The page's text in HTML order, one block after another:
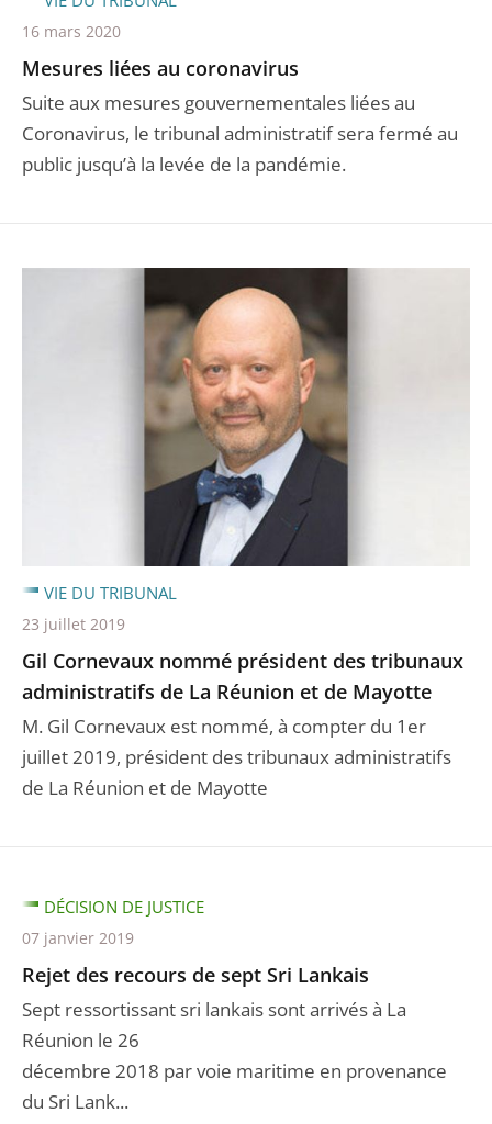
Mesures liées au coronavirus
Suite aux mesures gouvernementales liées au
Coronavirus, le tribunal administratif sera fermé au
public jusqu’à la levée de la pandémie.
16 mars 2020
Gil Cornevaux nommé président des tribunaux
administratifs de La Réunion et de Mayotte
M. Gil Cornevaux est nommé, à compter du 1er
juillet 2019, président des tribunaux administratifs
de La Réunion et de Mayotte
VIE DU TRIBUNAL
23 juillet 2019
Rejet des recours de sept Sri Lankais
Sept ressortissant sri lankais sont arrivés à La
Réunion le 26
décembre 2018 par voie maritime en provenance
du Sri Lank...
DÉCISION DE JUSTICE
07 janvier 2019